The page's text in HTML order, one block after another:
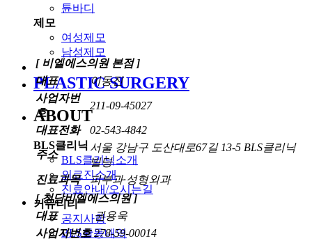
튠바디
제모
여성제모
남성제모
PLASTIC SURGERY
ABOUT
BLS클리닉
BLS클리닉소개
의료진소개
진료안내/오시는길
커뮤니티
공지사항
BLS활동내역
[ 비엘에스의원 본점 ]
대표
이동진
사업자번
호
211-09-45027
대표전화 02-543-4842
주소
서울 강남구 도산대로67길 13-5 BLS클리닉
빌딩
진료과목
피부과·성형외과
[ 청담비엘에스의원 ]
대표
권용욱
사업자번호 278-59-00014